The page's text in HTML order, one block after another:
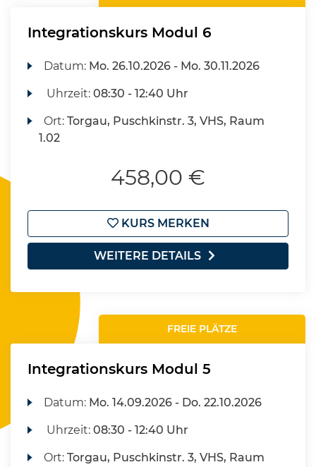
Integrationskurs Modul 6
Datum: Mo. 26.10.2026 - Mo. 30.11.2026
Uhrzeit:08:30 - 12:40 Uhr
Ort:Torgau, Puschkinstr. 3, VHS, Raum
1.02
458,00 €
KURS MERKEN
WEITERE DETAILS
FREIE PLÄTZE
Integrationskurs Modul 5
Datum: Mo. 14.09.2026 - Do. 22.10.2026
Uhrzeit:08:30 - 12:40 Uhr
Ort:Torgau, Puschkinstr. 3, VHS, Raum